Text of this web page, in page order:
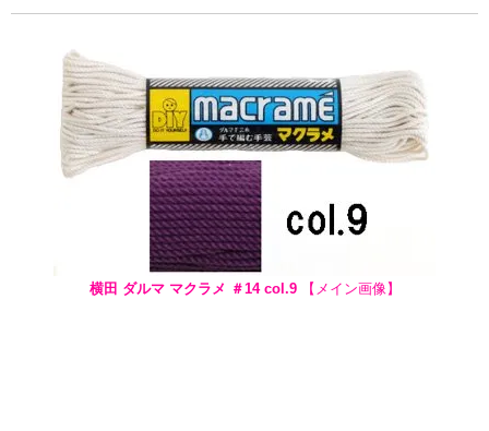
横田 ダルマ マクラメ ＃14 col.9【メイン画像】